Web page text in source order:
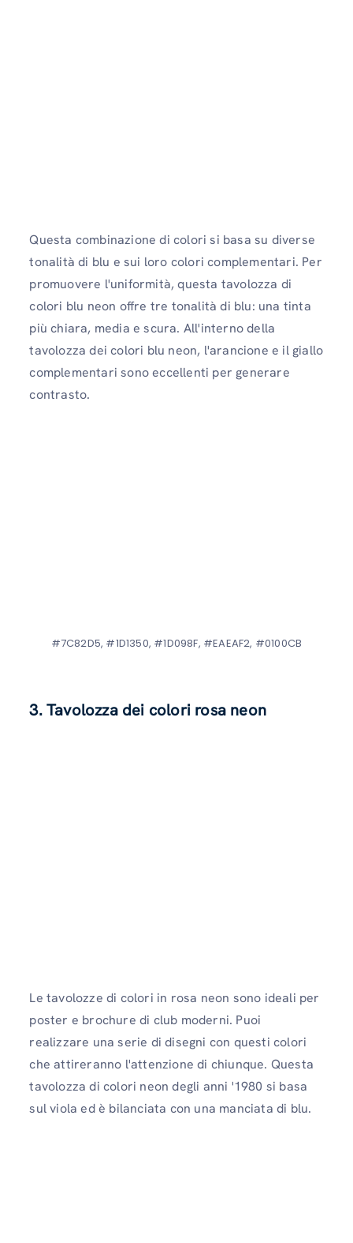
Questa combinazione di colori si basa su diverse
tonalità di blu e sui loro colori complementari. Per
promuovere l'uniformità, questa tavolozza di
colori blu neon offre tre tonalità di blu: una tinta
più chiara, media e scura. All'interno della
tavolozza dei colori blu neon, l'arancione e il giallo
complementari sono eccellenti per generare
contrasto.
#7C82D5, #1D1350, #1D098F, #EAEAF2, #0100CB
3. Tavolozza dei colori rosa neon
Le tavolozze di colori in rosa neon sono ideali per
poster e brochure di club moderni. Puoi
realizzare una serie di disegni con questi colori
che attireranno l'attenzione di chiunque. Questa
tavolozza di colori neon degli anni '1980 si basa
sul viola ed è bilanciata con una manciata di blu.